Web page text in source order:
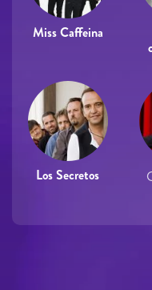
Miss Caffeina
Los Secretos